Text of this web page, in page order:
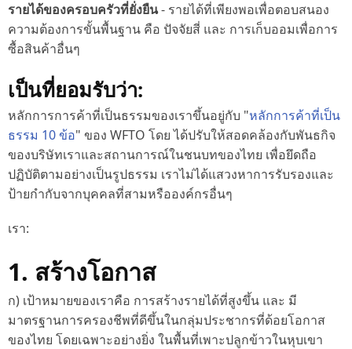
รายได้ของครอบครัวที่ยั่งยืน- รายได้ที่เพียงพอเพื่อตอบสนอง
ความต้องการขั้นพื้นฐาน คือ ปัจจัยสี่ และ การเก็บออมเพื่อการ
ซื้อสินค้าอื่นๆ
เป็นที่ยอมรับว่า:
หลักการการค้าที่เป็นธรรมของเราขึ้นอยู่กับ "หลักการค้าที่เป็น
ธรรม 10 ข้อ" ของ WFTO โดย ได้ปรับให้สอดคล้องกับพันธกิจ
ของบริษัทเราและสถานการณ์ในชนบทของไทย เพื่อยึดถือ
ปฏิบัติตามอย่างเป็นรูปธรรม เราไม่ได้แสวงหาการรับรองและ
ป้ายกำกับจากบุคคลที่สามหรือองค์กรอื่นๆ
เรา:
1. สร้างโอกาส
ก) เป้าหมายของเราคือ การสร้างรายได้ที่สูงขึ้น และ มี
มาตรฐานการครองชีพที่ดีขึ้นในกลุ่มประชากรที่ด้อยโอกาส
ของไทย โดยเฉพาะอย่างยิ่ง ในพื้นที่เพาะปลูกข้าวในหุบเขา